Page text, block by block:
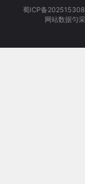
蜀ICP备
网站数据匀